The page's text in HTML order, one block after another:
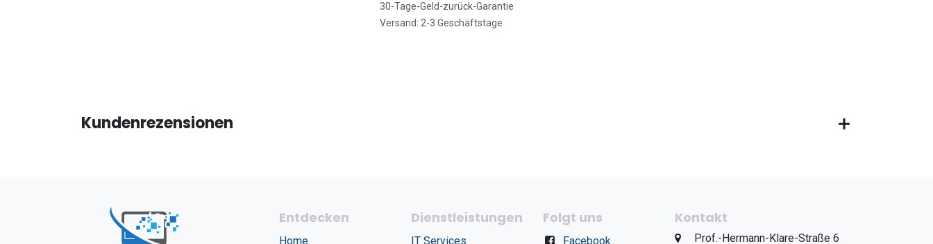
30-Tage-Geld-zurück-Garantie
Versand: 2-3 Geschäftstage
Kundenrezensionen
Entdecken
Home
Dienstleistungen
IT Services
Folgt uns
Facebook
Kontakt
​Prof.-Hermann-Klare-Straße 6